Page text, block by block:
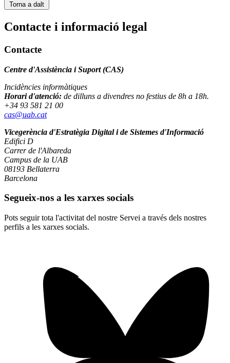
Torna a dalt
Contacte i informació legal
Contacte
Centre d'Assistència i Suport (CAS)
Incidències informàtiques
Horari d'atenció: de dilluns a divendres no festius de 8h a 18h.
+34 93 581 21 00
cas@uab.cat
Vicegerència d'Estratègia Digital i de Sistemes d'Informació
Edifici D
Carrer de l'Albareda
Campus de la UAB
08193 Bellaterra
Barcelona
Segueix-nos a les xarxes socials
Pots seguir tota l'activitat del nostre Servei a través dels nostres
perfils a les xarxes socials.